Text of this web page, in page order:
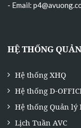
- Email:
HỆ THỐNG
Hệ thống XHQ
Hệ thống D-
Hệ thống Quản lý
Lịch Tuần AVC